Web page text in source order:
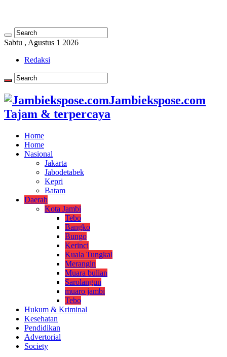
Sabtu , Agustus 1 2026
Redaksi
Jambiekspose.com
Tajam & terpercaya
Home
Home
Nasional
Jakarta
Jabodetabek
Kepri
Batam
Daerah
Kota Jambi
Tebo
Bangko
Bungo
Kerinci
Kuala Tungkal
Merangin
Muara bulian
Sarolangun
muaro jambi
Tebo
Hukum & Kriminal
Kesehatan
Pendidikan
Advertorial
Society